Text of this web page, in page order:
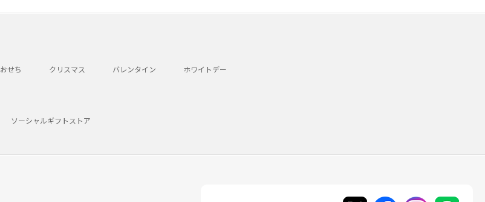
おせち クリスマス バレンタイン ホワイトデー
ソーシャルギフトストア